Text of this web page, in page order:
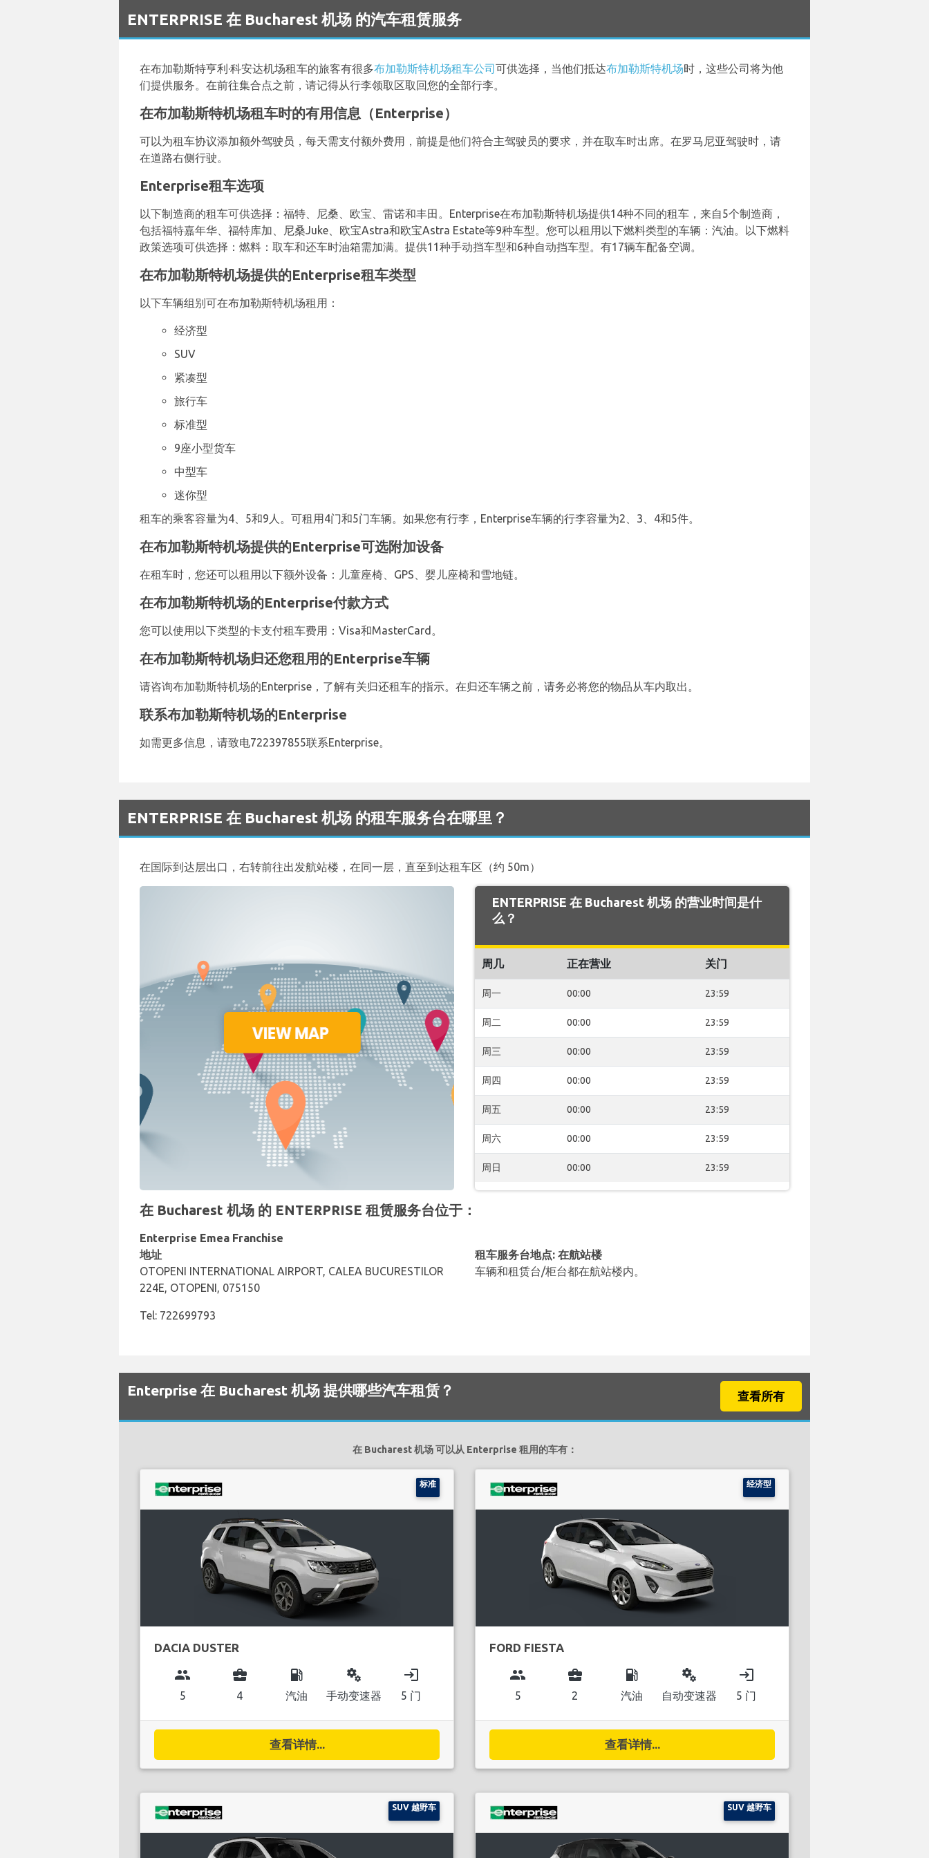
ENTERPRISE 在 Bucharest 机场 的汽车租赁服务
在布加勒斯特亨利·科安达机场租车的旅客有很多布加勒斯特机场租车公司可供选择，当他们抵达布加勒斯特机场时，这些公司将为他
们提供服务。在前往集合点之前，请记得从行李领取区取回您的全部行李。
在布加勒斯特机场租车时的有用信息（Enterprise）
可以为租车协议添加额外驾驶员，每天需支付额外费用，前提是他们符合主驾驶员的要求，并在取车时出席。在罗马尼亚驾驶时，请
在道路右侧行驶。
Enterprise租车选项
以下制造商的租车可供选择：福特、尼桑、欧宝、雷诺和丰田。Enterprise在布加勒斯特机场提供14种不同的租车，来自5个制造商，
包括福特嘉年华、福特库加、尼桑Juke、欧宝Astra和欧宝Astra Estate等9种车型。您可以租用以下燃料类型的车辆：汽油。以下燃料
政策选项可供选择：燃料：取车和还车时油箱需加满。提供11种手动挡车型和6种自动挡车型。有17辆车配备空调。
在布加勒斯特机场提供的Enterprise租车类型
以下车辆组别可在布加勒斯特机场租用：
经济型
SUV
紧凑型
旅行车
标准型
9座小型货车
中型车
迷你型
租车的乘客容量为4、5和9人。可租用4门和5门车辆。如果您有行李，Enterprise车辆的行李容量为2、3、4和5件。
在布加勒斯特机场提供的Enterprise可选附加设备
在租车时，您还可以租用以下额外设备：儿童座椅、GPS、婴儿座椅和雪地链。
在布加勒斯特机场的Enterprise付款方式
您可以使用以下类型的卡支付租车费用：Visa和MasterCard。
在布加勒斯特机场归还您租用的Enterprise车辆
请咨询布加勒斯特机场的Enterprise，了解有关归还租车的指示。在归还车辆之前，请务必将您的物品从车内取出。
联系布加勒斯特机场的Enterprise
如需更多信息，请致电722397855联系Enterprise。
ENTERPRISE 在 Bucharest 机场 的租车服务台在哪里？
在国际到达层出口，右转前往出发航站楼，在同一层，直至到达租车区（约 50m）
ENTERPRISE 在 Bucharest 机场 的营业时间是什
么？
周几 正在营业 关门
周一 00:00 23:59
周二 00:00 23:59
周三 00:00 23:59
周四 00:00 23:59
周五 00:00 23:59
周六 00:00 23:59
周日 00:00 23:59
在 Bucharest 机场 的 ENTERPRISE 租赁服务台位于：
Enterprise Emea Franchise
地址
OTOPENI INTERNATIONAL AIRPORT, CALEA BUCURESTILOR
224E, OTOPENI, 075150
Tel: 722699793
租车服务台地点: 在航站楼
车辆和租赁台/柜台都在航站楼内。
Enterprise 在 Bucharest 机场 提供哪些汽车租赁？ 查看所有
在 Bucharest 机场 可以从 Enterprise 租用的车有：
标准
DACIA DUSTER
group
5
business_center
4
local_gas_station
汽油
miscellaneous_services
手动变速器
login
5 门
查看详情...
经济型
FORD FIESTA
group
5
business_center
2
local_gas_station
汽油
miscellaneous_services
自动变速器
login
5 门
查看详情...
SUV 越野车 SUV 越野车